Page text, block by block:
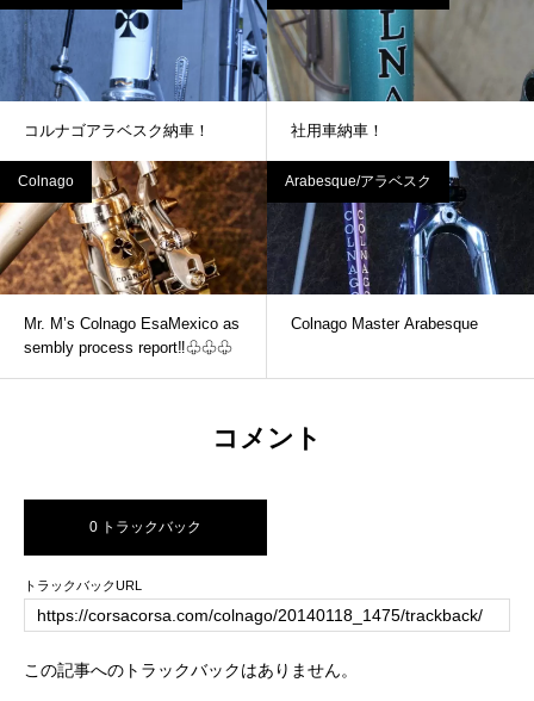
コルナゴアラベスク納車！ 社用車納車！
Colnago
Mr. M’s Colnago EsaMexico as
sembly process report‼♧♧♧
Arabesque/アラベスク
Colnago Master Arabesque
コメント
0 トラックバック
トラックバックURL
この記事へのトラックバックはありません。